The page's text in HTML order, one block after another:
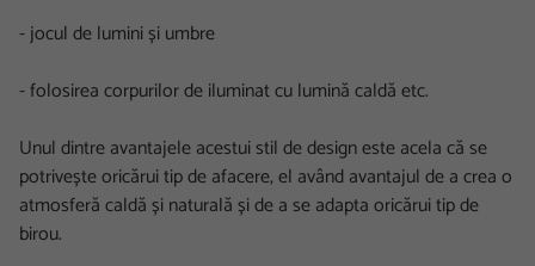
- jocul de lumini și umbre
- folosirea corpurilor de iluminat cu lumină caldă etc.
Unul dintre avantajele acestui stil de design este acela că se
potrivește oricărui tip de afacere, el având avantajul de a crea o
atmosferă caldă și naturală și de a se adapta oricărui tip de
birou.